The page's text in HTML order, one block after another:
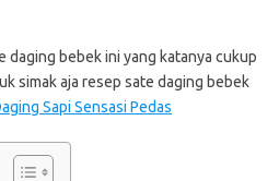
daging bebek ini yang katanya cukup
simak aja resep sate daging bebek
Sapi Sensasi Pedas